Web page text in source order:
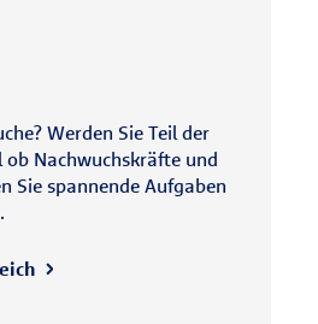
Werden Sie Teil der
ob Nachwuchskräfte und
Sie spannende Aufgaben